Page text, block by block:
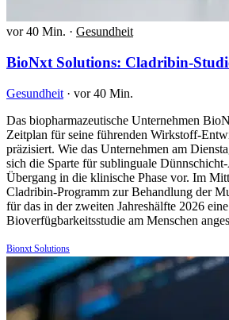
vor 40 Min. · Gesundheit
BioNxt Solutions: Cladribin-
Gesundheit · vor 40 Min.
Das biopharmazeutische Unternehmen
Zeitplan für seine führenden Wirkstoff-
präzisiert. Wie das Unternehmen am
sich die Sparte für sublinguale
Übergang in die klinische Phase vor. Im
Cladribin-Programm zur Behandlung der
für das in der zweiten Jahreshälfte 2026
Bioverfügbarkeitsstudie am Menschen
Bionxt Solutions